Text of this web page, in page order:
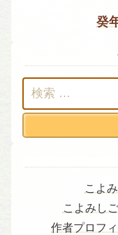
癸
索:
こよ
こよみし
作者プロフ